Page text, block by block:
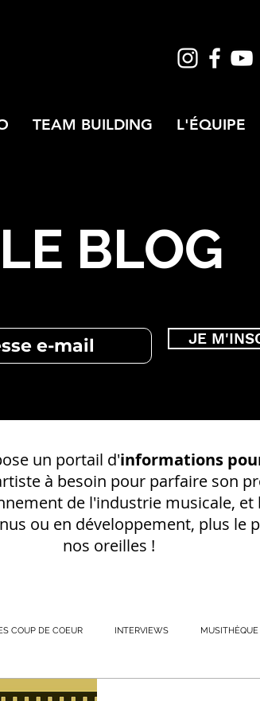
TEAM BUILDING L'ÉQUIPE
LE BLOG
JE
un portail d'informations
à besoin pour parfaire son
de l'industrie musicale, et
ou en développement, plus le
nos oreilles !
COUP DE COEUR INTERVIEWS MUSITHÈQUE
S